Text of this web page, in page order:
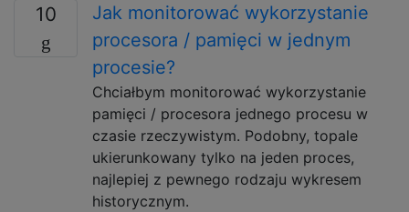
10
Jak monitorować wykorzystanie
procesora / pamięci w jednym
procesie?
Chciałbym monitorować wykorzystanie
pamięci / procesora jednego procesu w
czasie rzeczywistym. Podobny, topale
ukierunkowany tylko na jeden proces,
najlepiej z pewnego rodzaju wykresem
historycznym.